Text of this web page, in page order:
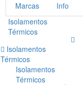
Marcas
Info
Isolamentos
Térmicos
Isolamentos
Térmicos
Isolamentos
Térmicos